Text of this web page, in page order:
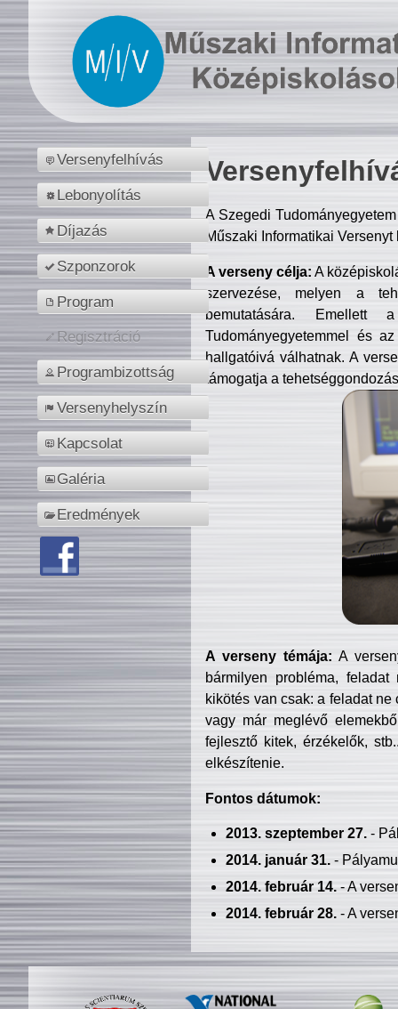
Versenyfelhívás
Lebonyolítás
Díjazás
Szponzorok
Program
Regisztráció
Programbizottság
Versenyhelyszín
Kapcsolat
Galéria
Eredmények
A Szegedi
Műszaki Informatikai
A verseny célja: A
szervezése, melyen a
bemutatására. Emellett
Tudományegyetemmel és
hallgatóivá válhatnak. A
támogatja a
A verseny témája: A
bármilyen probléma, feladat
kikötés van csak: a feladat
vagy már meglévő
fejlesztő kitek, érzékelők,
elkészítenie.
Fontos dátumok:
2013. szeptember 27.-
2014. január 31.-
2014. február 14.- A
2014. február 28.- A